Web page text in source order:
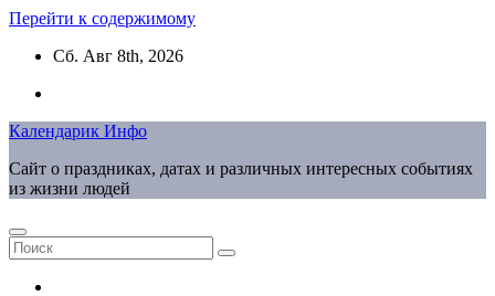
Перейти к содержимому
Сб. Авг 8th, 2026
Календарик Инфо
Сайт о праздниках, датах и различных интересных событиях
из жизни людей